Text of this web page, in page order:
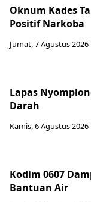
Oknum Kades
Positif Narkoba
Jumat, 7 Agustus 2026
Lapas
Darah
Kamis, 6 Agustus 2026
Kodim 0607
Bantuan Air